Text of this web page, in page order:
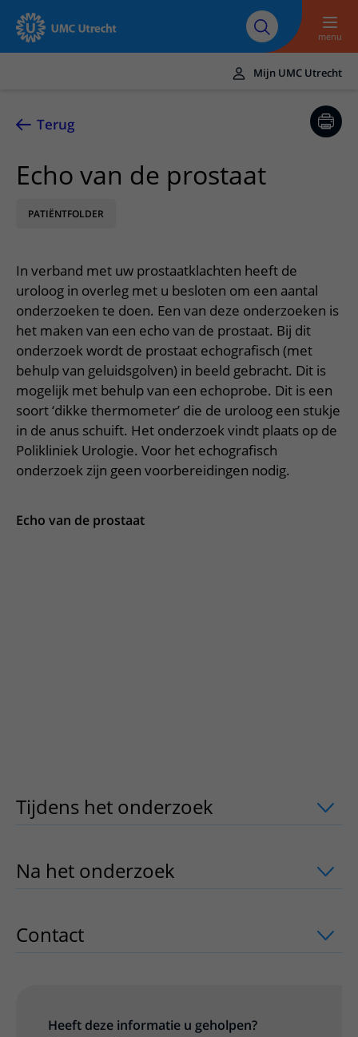
Naar hoofdinhoud
Over UMC
Utrecht
Research
Werken bij het UMC
Utrecht
menu
UMC Utrecht
Zorg en behandeling
Ziekten en aandoeningen
Poliklinieken
Verpleegafdelingen
Onze zorgverleners
Onderzoeken en diagnostiek
Het Wilhelmina Kinderziekenhuis
Afspraak en opname
Bezoek aan de polikliniek
Opname in het ziekenhuis
Voorbereiding op uw afspraak
Bloedprikken
Wachttijden
Bezoektijden
Wijzigen patiëntgegevens
Mijn UMC Utrecht patiëntportaal
Op bezoek in het UMC Utrecht
Apotheek
Winkels en restaurants
Faciliteiten en voorzieningen
Bezoekregels
Kwaliteit en veiligheid
Contact en route
Spoed
Contactgegevens
Route naar het ziekenhuis
Parkeren
Wegwijs in het ziekenhuis
Contact met polikliniek
Het Wilhelmina Kinderziekenhuis
Verwijzers
Patiënt verwijzen
Teleconsult aanvragen
Diagnostiek aanvragen
Zorgverlenersportaal
Meer UMC Utrecht
Over UMC Utrecht
Research
Onderwijs
Werken bij het UMC Utrecht
Mijn UMC Utrecht
Terug
Echo van de prostaat
PATIËNTFOLDER
In verband met uw prostaatklachten heeft de
uroloog in overleg met u besloten om een aantal
onderzoeken te doen. Een van deze onderzoeken is
het maken van een echo van de prostaat. Bij dit
onderzoek wordt de prostaat echografisch (met
behulp van geluidsgolven) in beeld gebracht. Dit is
mogelijk met behulp van een echoprobe. Dit is een
soort ‘dikke thermometer’ die de uroloog een stukje
in de anus schuift. Het onderzoek vindt plaats op de
Polikliniek Urologie. Voor het echografisch
onderzoek zijn geen voorbereidingen nodig.
Echo van de prostaat
Tijdens het onderzoek uitklapper, klik
Na het onderzoek uitklapper, klik om
Contact uitklapper, klik om te openen
Heeft deze informatie u geholpen?